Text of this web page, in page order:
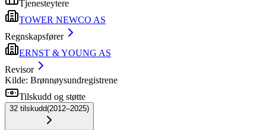
Tjenesteytere
TOWER NEWCO AS
Regnskapsfører
ERNST & YOUNG AS
Revisor
Kilde: Brønnøysundregistrene
Tilskudd og støtte
32 tilskudd(2012–2025)